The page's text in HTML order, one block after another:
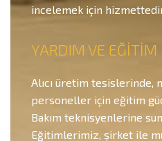
incelemek için
YARDIM VE EĞİTİM
Alıcı üretim tesislerinde,
personeller için eğitim
Bakım teknisyenlerine
Eğitimlerimiz, şirket ile